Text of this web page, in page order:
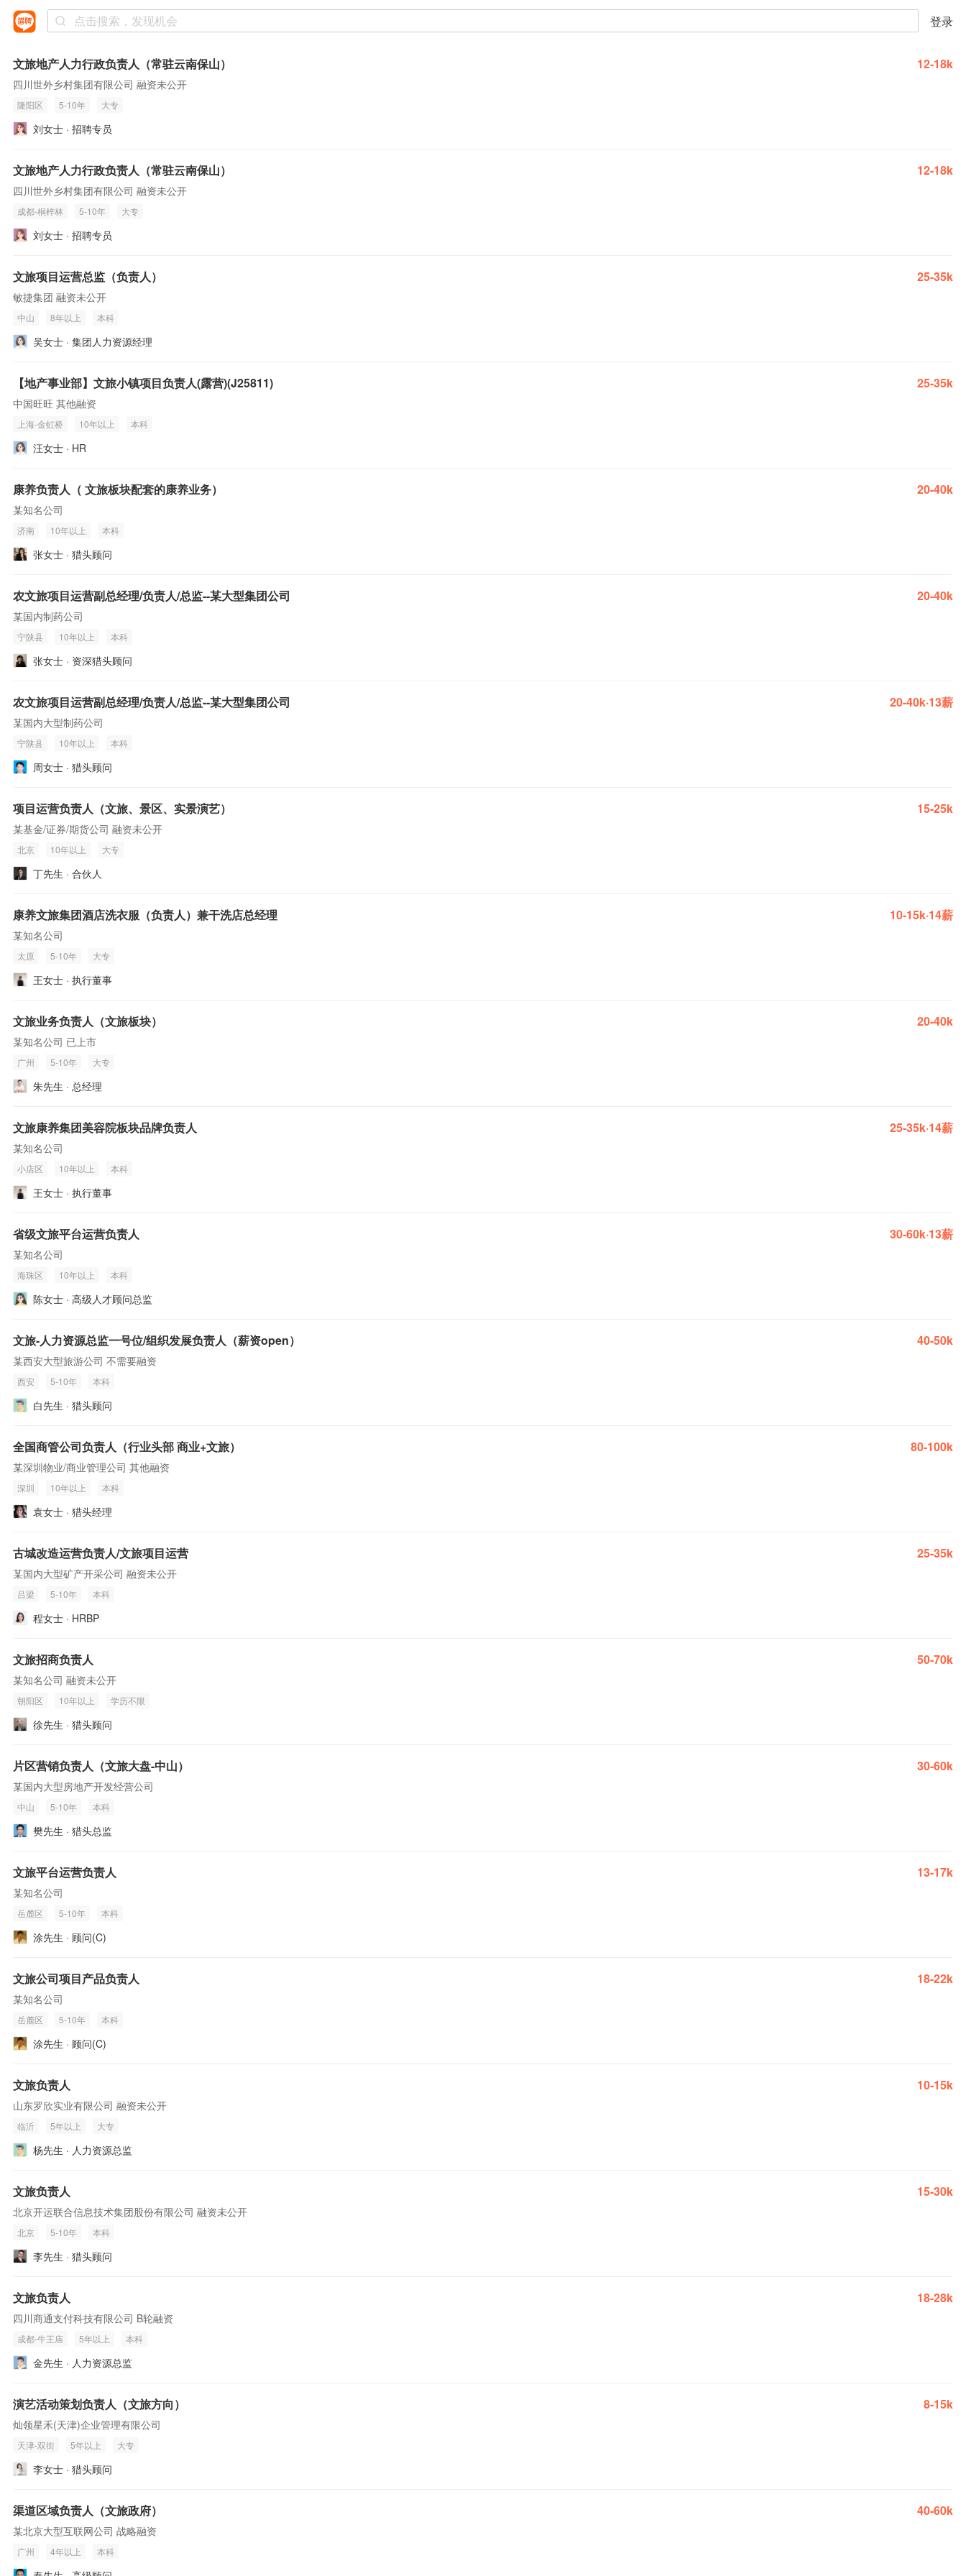
登录
文旅地产人力行政负责人（常驻云南保山） 12-18k
四川世外乡村集团有限公司 融资未公开
隆阳区 5-10年 大专
刘女士 · 招聘专员
文旅地产人力行政负责人（常驻云南保山） 12-18k
四川世外乡村集团有限公司 融资未公开
成都-桐梓林 5-10年 大专
刘女士 · 招聘专员
文旅项目运营总监（负责人） 25-35k
敏捷集团 融资未公开
中山 8年以上 本科
吴女士 · 集团人力资源经理
【地产事业部】文旅小镇项目负责人(露营)(J25811) 25-35k
中国旺旺 其他融资
上海-金虹桥 10年以上 本科
汪女士 · HR
康养负责人（ 文旅板块配套的康养业务） 20-40k
某知名公司
济南 10年以上 本科
张女士 · 猎头顾问
农文旅项目运营副总经理/负责人/总监--某大型集团公司 20-40k
某国内制药公司
宁陕县 10年以上 本科
张女士 · 资深猎头顾问
农文旅项目运营副总经理/负责人/总监--某大型集团公司 20-40k·13薪
某国内大型制药公司
宁陕县 10年以上 本科
周女士 · 猎头顾问
项目运营负责人（文旅、景区、实景演艺） 15-25k
某基金/证券/期货公司 融资未公开
北京 10年以上 大专
丁先生 · 合伙人
康养文旅集团酒店洗衣服（负责人）兼干洗店总经理 10-15k·14薪
某知名公司
太原 5-10年 大专
王女士 · 执行董事
文旅业务负责人（文旅板块） 20-40k
某知名公司 已上市
广州 5-10年 大专
朱先生 · 总经理
文旅康养集团美容院板块品牌负责人 25-35k·14薪
某知名公司
小店区 10年以上 本科
王女士 · 执行董事
省级文旅平台运营负责人 30-60k·13薪
某知名公司
海珠区 10年以上 本科
陈女士 · 高级人才顾问总监
文旅-人力资源总监一号位/组织发展负责人（薪资open） 40-50k
某西安大型旅游公司 不需要融资
西安 5-10年 本科
白先生 · 猎头顾问
全国商管公司负责人（行业头部 商业+文旅） 80-100k
某深圳物业/商业管理公司 其他融资
深圳 10年以上 本科
袁女士 · 猎头经理
古城改造运营负责人/文旅项目运营 25-35k
某国内大型矿产开采公司 融资未公开
吕梁 5-10年 本科
程女士 · HRBP
文旅招商负责人 50-70k
某知名公司 融资未公开
朝阳区 10年以上 学历不限
徐先生 · 猎头顾问
片区营销负责人（文旅大盘-中山） 30-60k
某国内大型房地产开发经营公司
中山 5-10年 本科
樊先生 · 猎头总监
文旅平台运营负责人 13-17k
某知名公司
岳麓区 5-10年 本科
涂先生 · 顾问(C)
文旅公司项目产品负责人 18-22k
某知名公司
岳麓区 5-10年 本科
涂先生 · 顾问(C)
文旅负责人 10-15k
山东罗欣实业有限公司 融资未公开
临沂 5年以上 大专
杨先生 · 人力资源总监
文旅负责人 15-30k
北京开运联合信息技术集团股份有限公司 融资未公开
北京 5-10年 本科
李先生 · 猎头顾问
文旅负责人 18-28k
四川商通支付科技有限公司 B轮融资
成都-牛王庙 5年以上 本科
金先生 · 人力资源总监
演艺活动策划负责人（文旅方向） 8-15k
灿领星禾(天津)企业管理有限公司
天津-双街 5年以上 大专
李女士 · 猎头顾问
渠道区域负责人（文旅政府） 40-60k
某北京大型互联网公司 战略融资
广州 4年以上 本科